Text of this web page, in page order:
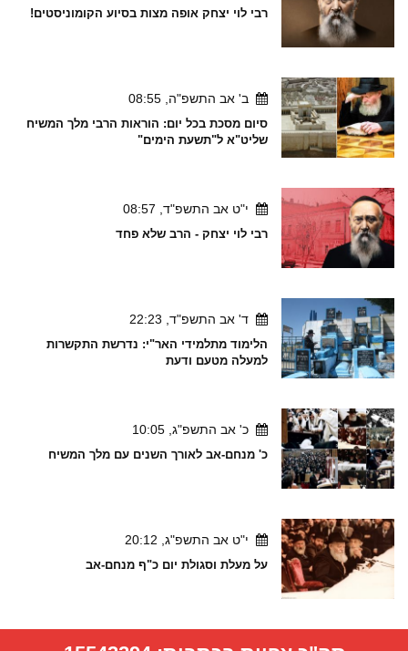
רבי לוי יצחק אופה מצות בסיוע הקומוניסטים!
ב' אב התשפ"ה, 08:55
סיום מסכת בכל יום: הוראות הרבי מלך המשיח
שליט"א ל"תשעת הימים"
י"ט אב התשפ"ד, 08:57
רבי לוי יצחק - הרב שלא פחד
ד' אב התשפ"ד, 22:23
הלימוד מתלמידי האר"י: נדרשת התקשרות
למעלה מטעם ודעת
כ' אב התשפ"ג, 10:05
כ' מנחם-אב לאורך השנים עם מלך המשיח
י"ט אב התשפ"ג, 20:12
על מעלת וסגולת יום כ"ף מנחם-אב